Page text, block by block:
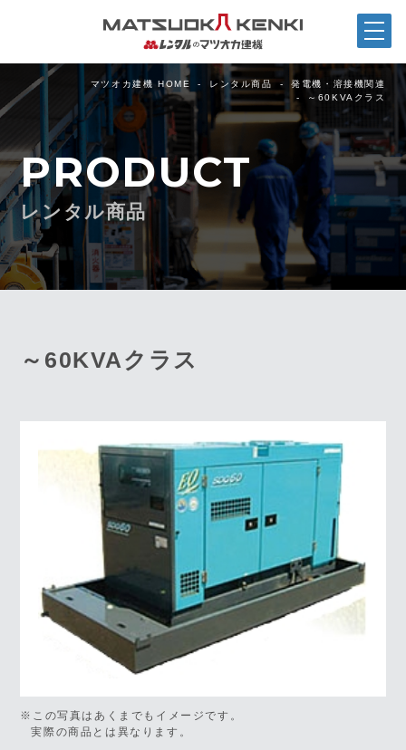
マツオカ建機 HOME レンタル商品
発電機・溶接機関連
～60KVAクラス
PRODUCT
レンタル商品
～60KVAクラス
※この写真はあくまでもイメージです。
実際の商品とは異なります。